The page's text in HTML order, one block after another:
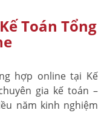
Toán Tổng
hợp online tại Kế
gia kế toán –
năm kinh nghiệm